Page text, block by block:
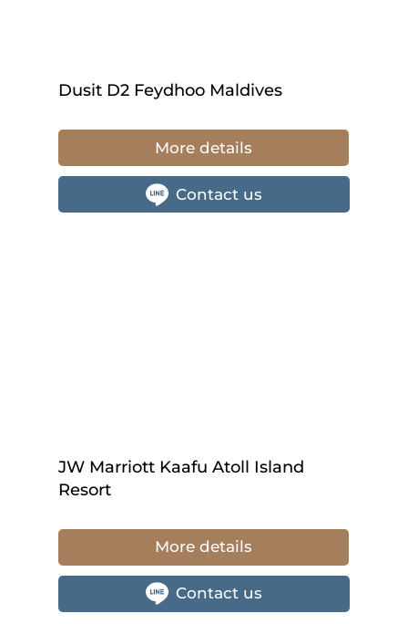
Dusit D2 Feydhoo Maldives
More details
Contact us
JW Marriott Kaafu Atoll Island
Resort
More details
Contact us